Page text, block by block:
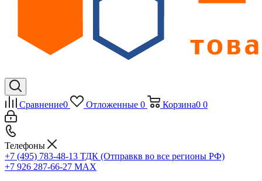
Сравнение0 Отложенные 0 Корзина0 0
Телефоны
+7 (495) 783-48-13 ТДК (Отправкв во все регионы РФ)
+7 926 287-66-27 МАХ